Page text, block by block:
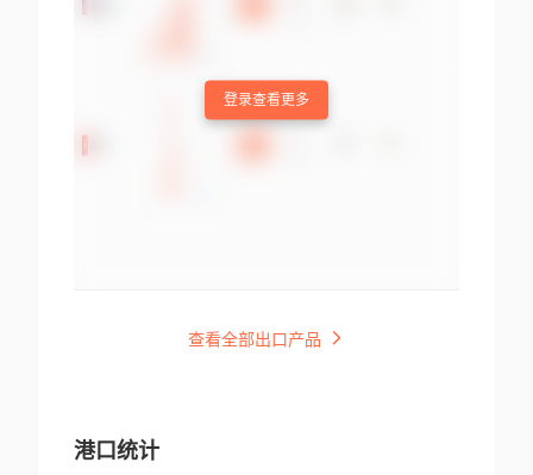
登录查看更多
查看全部出口产品
港口统计